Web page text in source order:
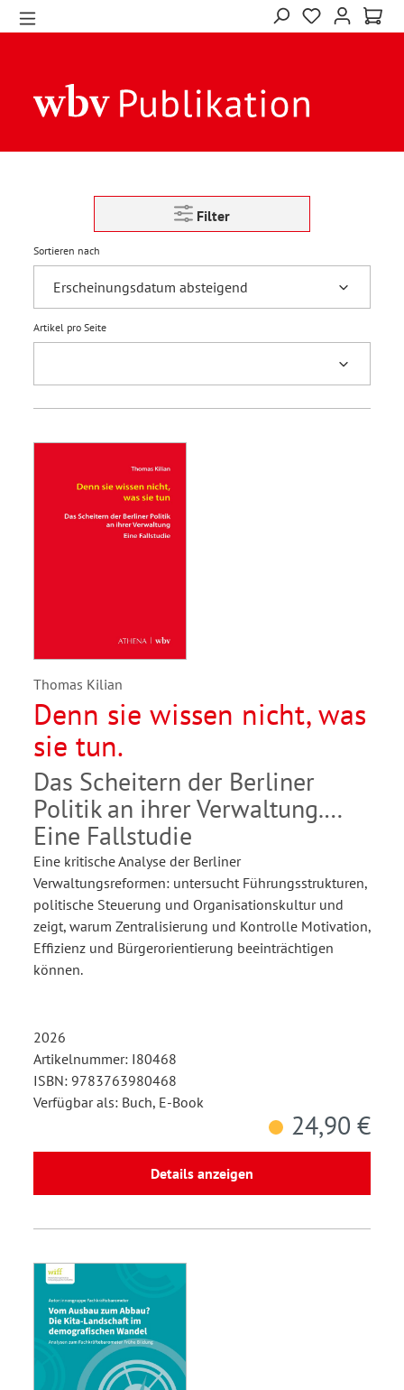
Filter
Sortieren nach
Artikel pro Seite
Thomas Kilian
Denn sie wissen nicht, was
sie tun.
Das Scheitern der Berliner
Politik an ihrer Verwaltung.
Eine Fallstudie
Eine kritische Analyse der Berliner
Verwaltungsreformen: untersucht Führungsstrukturen,
politische Steuerung und Organisationskultur und
zeigt, warum Zentralisierung und Kontrolle Motivation,
Effizienz und Bürgerorientierung beeinträchtigen
können.
2026
Artikelnummer: I80468
ISBN: 9783763980468
Verfügbar als: Buch, E-Book
24,90 €
Details anzeigen